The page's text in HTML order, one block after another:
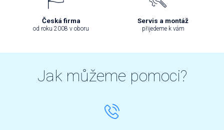
Česká firma
od roku 2008 v oboru
Servis a montáž
přijedeme k vám
Jak můžeme pomoci?